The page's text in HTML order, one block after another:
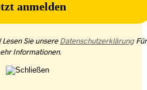
Sie unsereDatenschutzerklärungFür
Informationen.